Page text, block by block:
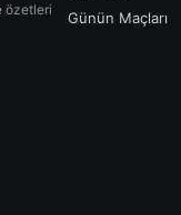
özetleri
Günün Maçları